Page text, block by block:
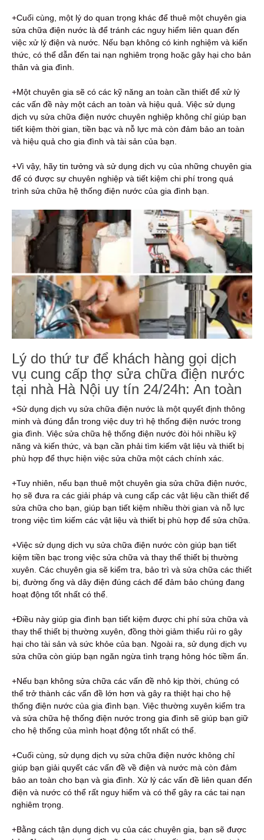
+Cuối cùng, một lý do quan trọng khác để thuê một chuyên gia
sửa chữa điện nước là để tránh các nguy hiểm liên quan đến
việc xử lý điện và nước. Nếu bạn không có kinh nghiệm và kiến
thức, có thể dẫn đến tai nạn nghiêm trọng hoặc gây hại cho bản
thân và gia đình.
+Một chuyên gia sẽ có các kỹ năng an toàn cần thiết để xử lý
các vấn đề này một cách an toàn và hiệu quả. Việc sử dụng
dịch vụ sửa chữa điện nước chuyên nghiệp không chỉ giúp bạn
tiết kiệm thời gian, tiền bạc và nỗ lực mà còn đảm bảo an toàn
và hiệu quả cho gia đình và tài sản của bạn.
+Vì vậy, hãy tin tưởng và sử dụng dịch vụ của những chuyên gia
để có được sự chuyên nghiệp và tiết kiệm chi phí trong quá
trình sửa chữa hệ thống điện nước của gia đình bạn.
Lý do thứ tư để khách hàng gọi dịch
vụ cung cấp thợ sửa chữa điện nước
tại nhà Hà Nội uy tín 24/24h: An toàn
+Sử dụng dịch vụ sửa chữa điện nước là một quyết định thông
minh và đúng đắn trong việc duy trì hệ thống điện nước trong
gia đình. Việc sửa chữa hệ thống điện nước đòi hỏi nhiều kỹ
năng và kiến thức, và bạn cần phải tìm kiếm vật liệu và thiết bị
phù hợp để thực hiện việc sửa chữa một cách chính xác.
+Tuy nhiên, nếu bạn thuê một chuyên gia sửa chữa điện nước,
họ sẽ đưa ra các giải pháp và cung cấp các vật liệu cần thiết để
sửa chữa cho bạn, giúp bạn tiết kiệm nhiều thời gian và nỗ lực
trong việc tìm kiếm các vật liệu và thiết bị phù hợp để sửa chữa.
+Việc sử dụng dịch vụ sửa chữa điện nước còn giúp bạn tiết
kiệm tiền bạc trong việc sửa chữa và thay thế thiết bị thường
xuyên. Các chuyên gia sẽ kiểm tra, bảo trì và sửa chữa các thiết
bị, đường ống và dây điện đúng cách để đảm bảo chúng đang
hoạt động tốt nhất có thể.
+Điều này giúp gia đình bạn tiết kiệm được chi phí sửa chữa và
thay thế thiết bị thường xuyên, đồng thời giảm thiểu rủi ro gây
hại cho tài sản và sức khỏe của bạn. Ngoài ra, sử dụng dịch vụ
sửa chữa còn giúp bạn ngăn ngừa tình trạng hỏng hóc tiềm ẩn.
+Nếu bạn không sửa chữa các vấn đề nhỏ kịp thời, chúng có
thể trở thành các vấn đề lớn hơn và gây ra thiệt hại cho hệ
thống điện nước của gia đình bạn. Việc thường xuyên kiểm tra
và sửa chữa hệ thống điện nước trong gia đình sẽ giúp bạn giữ
cho hệ thống của mình hoạt động tốt nhất có thể.
+Cuối cùng, sử dụng dịch vụ sửa chữa điện nước không chỉ
giúp bạn giải quyết các vấn đề về điện và nước mà còn đảm
bảo an toàn cho bạn và gia đình. Xử lý các vấn đề liên quan đến
điện và nước có thể rất nguy hiểm và có thể gây ra các tai nạn
nghiêm trọng.
+Bằng cách tận dụng dịch vụ của các chuyên gia, bạn sẽ được